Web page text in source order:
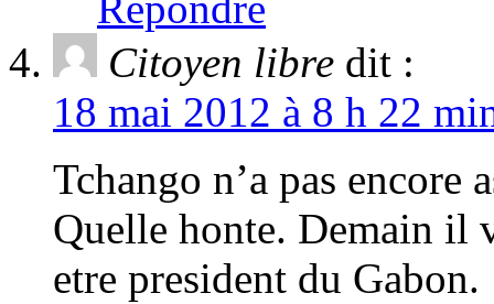
Citoyen libre dit :
18 mai 2012 à 8 h 22
Tchango n’a pas encore
Quelle honte. Demain il
etre president du Gabon.